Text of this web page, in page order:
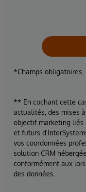
*Champs obligatoires
** En cochant cette
actualités, des mises
objectif marketing liés
et futurs
vos coordonnées
solution CRM
conformément aux
des données.